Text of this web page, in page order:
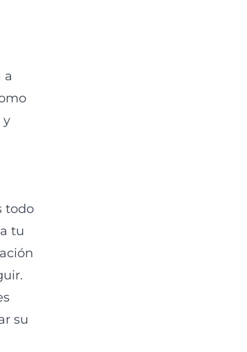
a
y
todo
tu
su